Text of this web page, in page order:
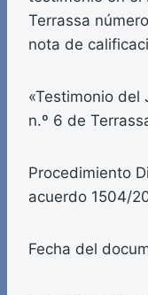
Terrassa
nota de
«Testimonio del
n.º 6 de
Procedimiento
acuerdo 1504/
Fecha del